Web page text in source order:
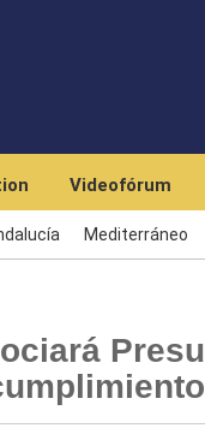
Videofórum
Mediterráneo